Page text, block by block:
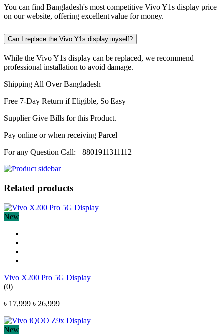
You can find Bangladesh's most competitive Vivo Y1s display price
on our website, offering excellent value for money.
Can I replace the Vivo Y1s display myself?
While the Vivo Y1s display can be replaced, we recommend
professional installation to avoid damage.
Shipping All Over Bangladesh
Free 7-Day Return if Eligible, So Easy
Supplier Give Bills for this Product.
Pay online or when receiving Parcel
For any Question Call: +8801911311112
Related products
New
Vivo X200 Pro 5G Display
(0)
৳ 17,999 ৳ 26,999
New